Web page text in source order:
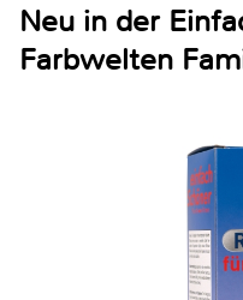
Neu in der
Farbwelten